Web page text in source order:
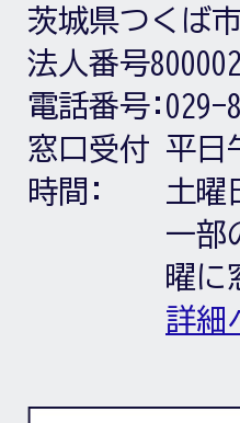
茨城県つくば
法人番号
電話番号: 029-
窓口受付
時間:
平日
土曜
一部
曜に
詳細